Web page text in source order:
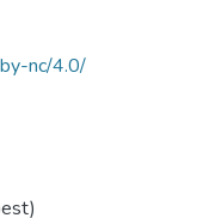
nc/4.0/